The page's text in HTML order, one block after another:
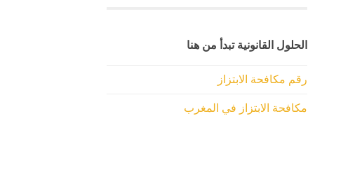
الحلول القانونية تبدأ من هنا
رقم مكافحة الابتزاز
مكافحة الابتزاز في المغرب